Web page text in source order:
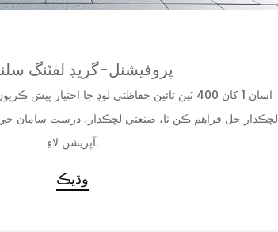
پروفيشنل-گريڊ لفٽنگ
اسان 1 کان 400 ٽين تائين حفاظتي لوڊ جا اختيار
لچڪدار حل فراهم ڪن ٿا، صنعتي لچڪدار، درست سامان جي
آپريشن لاءِ.
وڌيڪ